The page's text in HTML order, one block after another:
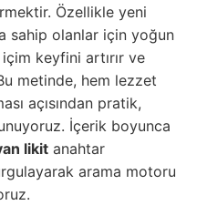
Özellikle yeni
sahip olanlar için yoğun
keyfini artırır ve
metinde, hem lezzet
açısından pratik,
İçerik boyunca
likit anahtar
arama motoru